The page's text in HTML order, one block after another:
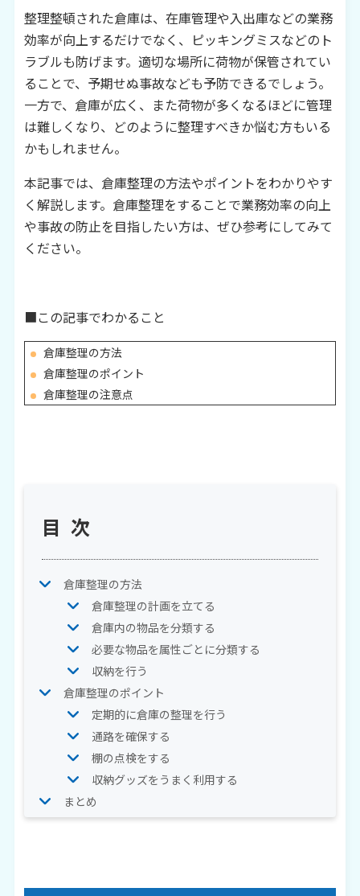
整理整頓された倉庫は、在庫管理や入出庫などの業務
効率が向上するだけでなく、ピッキングミスなどのト
ラブルも防げます。適切な場所に荷物が保管されてい
ることで、予期せぬ事故なども予防できるでしょう。
一方で、倉庫が広く、また荷物が多くなるほどに管理
は難しくなり、どのように整理すべきか悩む方もいる
かもしれません。
本記事では、倉庫整理の方法やポイントをわかりやす
く解説します。倉庫整理をすることで業務効率の向上
や事故の防止を目指したい方は、ぜひ参考にしてみて
ください。
■この記事でわかること
倉庫整理の方法
倉庫整理のポイント
倉庫整理の注意点
目次
倉庫整理の方法
倉庫整理の計画を立てる
倉庫内の物品を分類する
必要な物品を属性ごとに分類する
収納を行う
倉庫整理のポイント
定期的に倉庫の整理を行う
通路を確保する
棚の点検をする
収納グッズをうまく利用する
まとめ